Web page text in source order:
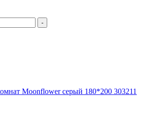
-
Moonflower серый 180*200 303211